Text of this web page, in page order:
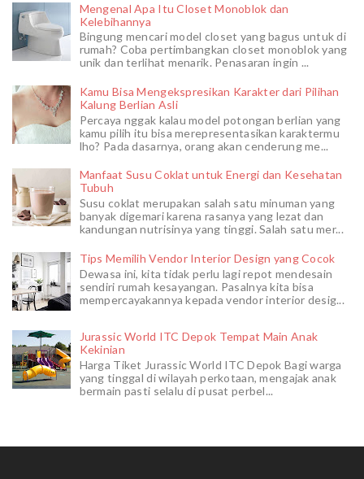
Mengenal Apa Itu Closet Monoblok dan
Kelebihannya
Bingung mencari model closet yang bagus untuk di
rumah? Coba pertimbangkan closet monoblok yang
unik dan terlihat menarik. Penasaran ingin ...
Kamu Bisa Mengekspresikan Karakter dari Pilihan
Kalung Berlian Asli
Percaya nggak kalau model potongan berlian yang
kamu pilih itu bisa merepresentasikan karaktermu
lho? Pada dasarnya, orang akan cenderung me...
Manfaat Susu Coklat untuk Energi dan Kesehatan
Tubuh
Susu coklat merupakan salah satu minuman yang
banyak digemari karena rasanya yang lezat dan
kandungan nutrisinya yang tinggi. Salah satu mer...
Tips Memilih Vendor Interior Design yang Cocok
Dewasa ini, kita tidak perlu lagi repot mendesain
sendiri rumah kesayangan. Pasalnya kita bisa
mempercayakannya kepada vendor interior desig...
Jurassic World ITC Depok Tempat Main Anak
Kekinian
Harga Tiket Jurassic World ITC Depok Bagi warga
yang tinggal di wilayah perkotaan, mengajak anak
bermain pasti selalu di pusat perbel...